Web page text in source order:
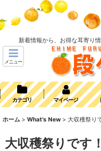
新着情報から、お得な耳寄り
メニュー
カテゴリ マイページ
ホーム > What's New > 大収穫祭り
大収穫祭りです